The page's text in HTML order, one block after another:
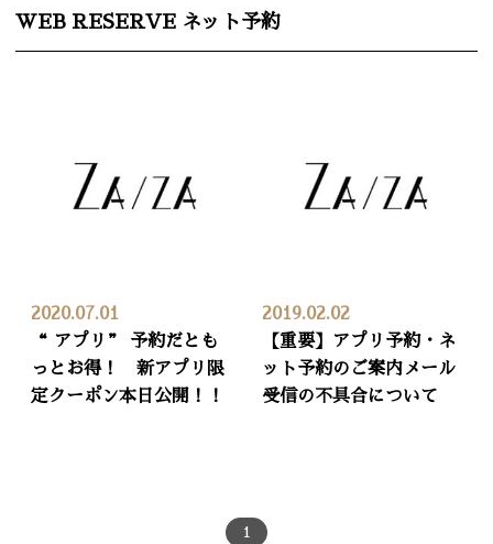
WEB RESERVE ネット予約
2020.07.01
“ アプリ” 予約だとも
っとお得！ 新アプリ限
定クーポン本日公開！！
2019.02.02
【重要】アプリ予約・ネ
ット予約のご案内メール
受信の不具合について
1